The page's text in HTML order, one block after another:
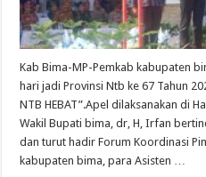
Kab Bima-MP-Pemkab kabupaten
hari jadi Provinsi Ntb ke 67 Tahun
NTB HEBAT”.Apel dilaksanakan di
Wakil Bupati bima, dr, H, Irfan
dan turut hadir Forum Koordinasi
kabupaten bima, para Asisten …